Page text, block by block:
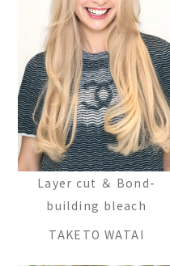
Layer cut ＆ Bond-
building bleach
TAKETO WATAI